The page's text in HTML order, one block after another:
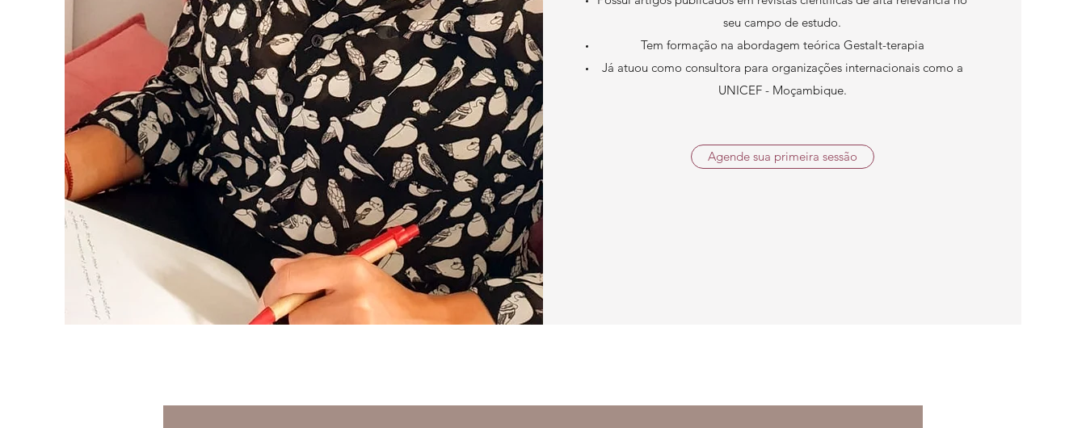
seu campo de estudo.
Tem formação na abordagem teórica Gestalt-terapia
Já atuou como consultora para organizações internacionais como a
UNICEF - Moçambique.
Agende sua primeira sessão